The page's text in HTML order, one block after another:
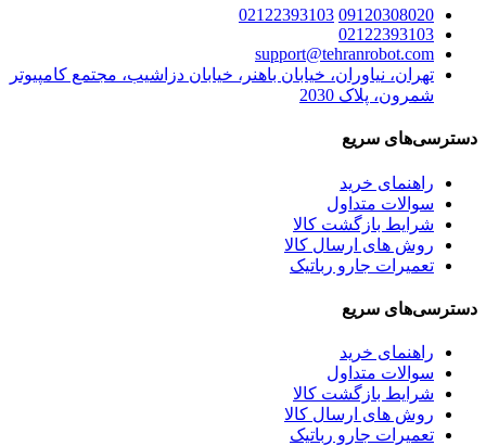
09120308020
02122393103
02122393103
support@tehranrobot.com
تهران، نیاوران، خیابان باهنر، خیابان دزاشیب، مجتمع کامپیوتر
شمرون، پلاک 2030
دسترسی‌های سریع
راهنمای خرید
سوالات متداول
شرایط بازگشت کالا
روش های ارسال کالا
تعمیرات جارو رباتیک
دسترسی‌های سریع
راهنمای خرید
سوالات متداول
شرایط بازگشت کالا
روش های ارسال کالا
تعمیرات جارو رباتیک